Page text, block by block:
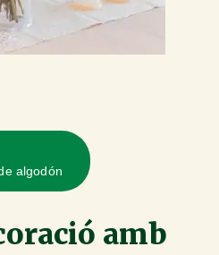
algodón
amb